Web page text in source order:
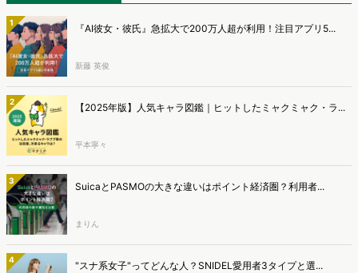
ウンロードできます。
1 『AI彼女・彼氏』急拡大で200万人超が利用！注目アプリ5...
新藤 英俊
2 【2025年版】人気キャラ図鑑｜ヒットしたミャクミャク・ラ...
平本寧々
3 SuicaとPASMOの大きな違いはポイント経済圏？利用者...
まりん
4 "スナ系女子"ってどんな人？SNIDEL愛用者3タイプと選...